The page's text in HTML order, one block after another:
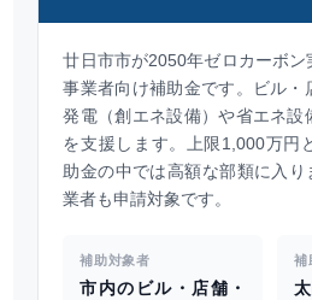
廿日市市が2050年ゼロカーボン
事業者向け補助金です。ビル・
発電（創エネ設備）や省エネ設
を支援します。上限1,000万円
助金の中では高額な部類に入り
業者も申請対象です。
補助対象者
市内のビル・店舗・
補